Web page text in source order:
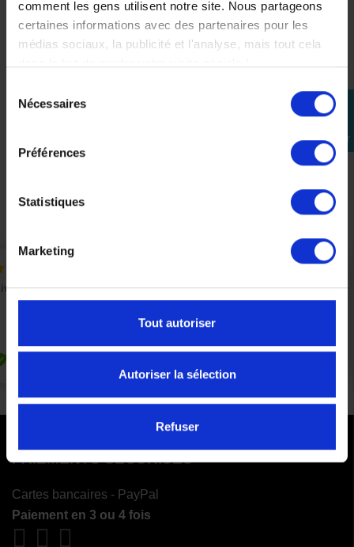
comment les gens utilisent notre site. Nous partageons
certaines informations avec des partenaires pour les
médias sociaux, la publicité et l'analyse, mais tout cela
Nécessaires
Préférences
Statistiques
Marketing
Tout autoriser
Autoriser la sélection
Refuser
perm_identity
connecter
Poignées passager pour YAMAHA MT07
PAIEMENTS SÉCURISÉS
Cartes bancaires - PayPal
Paiement en 3 ou 4 fois